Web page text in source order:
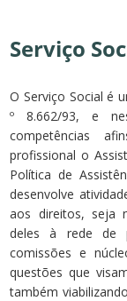
Serviço
O Serviço Social é
º 8.662/93, e
competências
profissional o
Política de
desenvolve
aos direitos, seja
deles à rede de
comissões e
questões que
também